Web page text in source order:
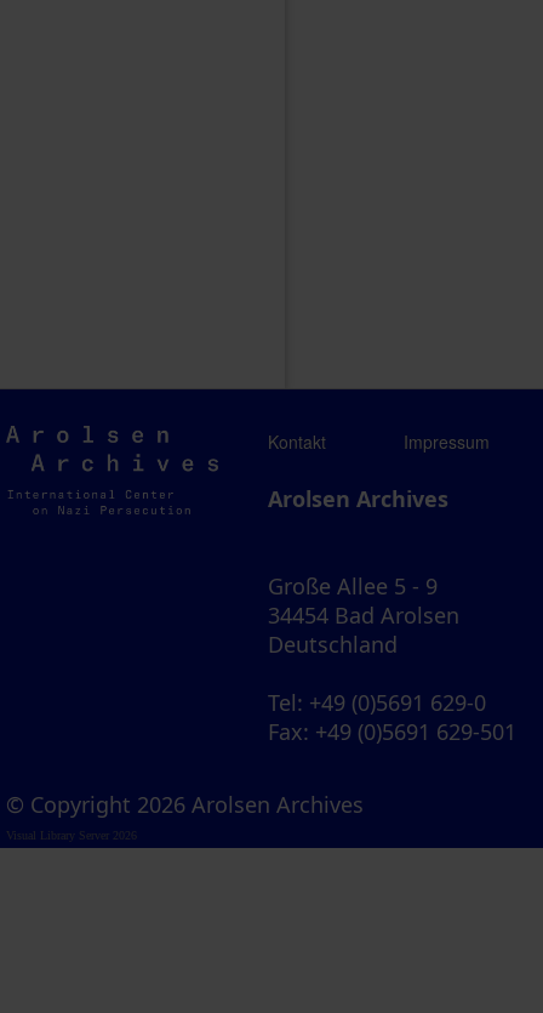
Arolsen
Archives
Kontakt Impressum
Arolsen Archives
Große Allee 5 - 9
34454 Bad Arolsen
Deutschland
Tel: +49 (0)5691 629-0
Fax: +49 (0)5691 629-501
© Copyright 2026 Arolsen Archives
Visual Library Server 2026